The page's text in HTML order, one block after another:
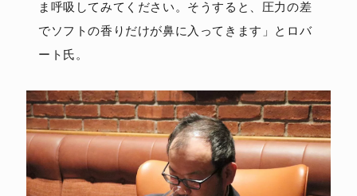
ま呼吸してみてください。そうすると、圧力の差
でソフトの香りだけが鼻に入ってきます」とロバ
ート氏。